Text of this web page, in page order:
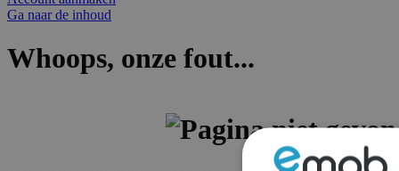
Ga naar de inhoud
Whoops, onze fout...